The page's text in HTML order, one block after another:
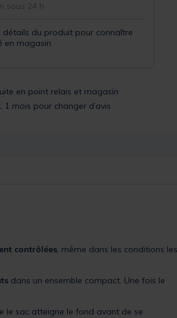
sous 24 h
détails du produit pour connaître
en magasin
en point relais et magasin
1 mois pour changer d’avis
contrôlées, même dans les conditions les
dans un ensemble compact. Une fois le
le sac atteigne le fond avant de se